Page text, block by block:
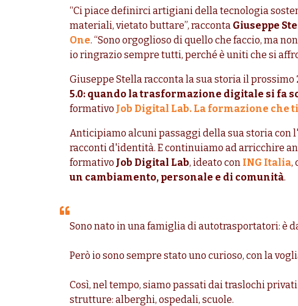
“Ci piace definirci artigiani della tecnologia
materiali, vietato buttare”, racconta Giuseppe
One. “Sono orgoglioso di quello che faccio, ma
io ringrazio sempre tutti, perché è uniti che si
Giuseppe Stella racconta la sua storia il prossimo
5.0: quando la trasformazione digitale si fa
formativo Job Digital Lab. La formazione che
Anticipiamo alcuni passaggi della sua storia con
racconti d'identità. E continuiamo ad arricchire
formativo Job Digital Lab, ideato con ING Italia,
un cambiamento, personale e di comunità.
Sono nato in una famiglia di autotrasportatori: è
Però io sono sempre stato uno curioso, con la
Così, nel tempo, siamo passati dai traslochi
strutture: alberghi, ospedali, scuole.